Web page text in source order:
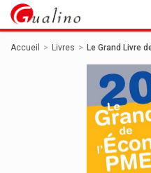
Accueil Livres Le Grand Livre
Panneau de gestion des